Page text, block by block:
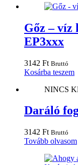
Gőz – víz
EP3xxx
3142 Ft Bruttó
Kosárba teszem
NINCS
Daráló
3142 Ft Bruttó
Tovább olvasom